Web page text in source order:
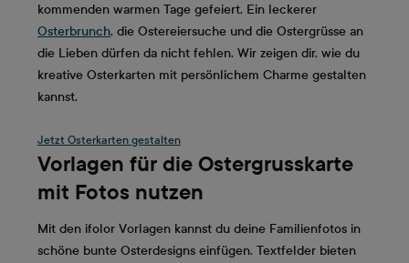
kommenden warmen Tage gefeiert. Ein leckerer
Osterbrunch, die Ostereiersuche und die Ostergrüsse an
die Lieben dürfen da nicht fehlen. Wir zeigen dir, wie du
kreative Osterkarten mit persönlichem Charme gestalten
kannst.
Jetzt Osterkarten gestalten
Vorlagen für die Ostergrusskarte
mit Fotos nutzen
Mit den ifolor Vorlagen kannst du deine Familienfotos in
schöne bunte Osterdesigns einfügen. Textfelder bieten